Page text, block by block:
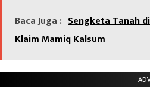
Baca Juga : Sengketa Tanah
Klaim Mamiq Kalsum